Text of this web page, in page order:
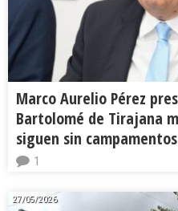
Marco Aurelio Pérez
Bartolomé de Tirajana
siguen sin
1
27/05/2026